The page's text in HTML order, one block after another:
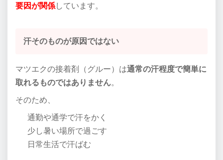
要因が関係しています。
汗そのものが原因ではない
マツエクの接着剤（グルー）は通常の汗程度で簡単に
取れるものではありません。
そのため、
通勤や通学で汗をかく
少し暑い場所で過ごす
日常生活で汗ばむ